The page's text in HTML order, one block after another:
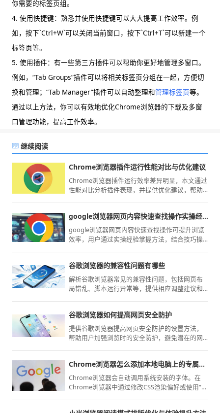
你需要的标签页组。
4. 使用快捷键：熟悉并使用快捷键可以大大提高工作效率。例
如，按下`Ctrl+W`可以关闭当前窗口，按下`Ctrl+T`可以新建一个
标签页等。
5. 使用插件：有一些第三方插件可以帮助你更好地管理多窗口。
例如，“Tab Groups”插件可以将相关标签页分组在一起，方便切
换和管理；“Tab Manager”插件可以自动整理和管理标签页等。
通过以上方法，你可以有效地优化Chrome浏览器的下载及多窗
口管理功能，提高工作效率。
继续阅读
Chrome浏览器插件运行性能对比与优化建议
Chrome浏览器插件运行效率差异明显，本文通过
性能对比分析插件表现，并提供优化建议，帮助
google浏览器网页内容快速查找操作实操经验
google浏览器网页内容快速查找操作可提升浏览
效率，用户通过实操经验掌握方法，结合技巧操
谷歌浏览器的兼容性问题有哪些
解析谷歌浏览器常见的兼容性问题，包括网页布
局错乱、脚本运行异常等，提供相应调整建议和
谷歌浏览器如何提高网页安全防护
提供谷歌浏览器提高网页安全防护的设置方法，
帮助用户加强浏览时的安全防护，避免潜在的网
Chrome浏览器怎么添加本地电脑上的专属字体
Chrome浏览器会自动调用系统安装的字体。在
Chrome浏览器中通过修改CSS渲染偏好或使用“字